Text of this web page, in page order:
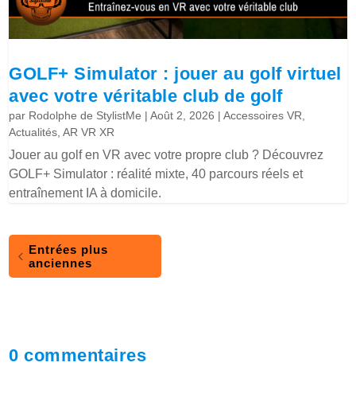
GOLF+ Simulator : jouer au golf virtuel
avec votre véritable club de golf
par Rodolphe de StylistMe |Août 2, 2026 |Accessoires VR
Actualités ,AR VR XR
Jouer au golf en VR avec votre propre club ? Découvrez
GOLF+ Simulator : réalité mixte, 40 parcours réels et
entraînement IA à domicile.
Entrées plus
anciennes
0 commentaires